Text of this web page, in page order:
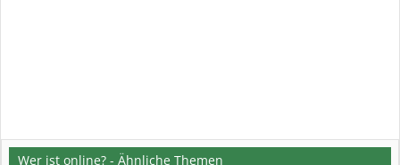
Wer ist online? - Ähnliche Themen